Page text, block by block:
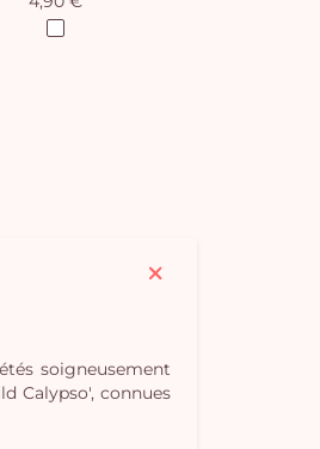
soigneusement
Calypso', connues